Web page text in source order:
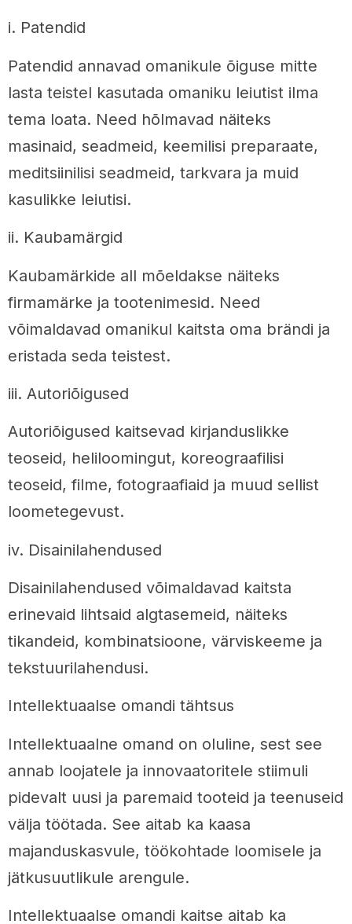
i. Patendid
Patendid annavad omanikule õiguse mitte
lasta teistel kasutada omaniku leiutist ilma
tema loata. Need hõlmavad näiteks
masinaid, seadmeid, keemilisi preparaate,
meditsiinilisi seadmeid, tarkvara ja muid
kasulikke leiutisi.
ii. Kaubamärgid
Kaubamärkide all mõeldakse näiteks
firmamärke ja tootenimesid. Need
võimaldavad omanikul kaitsta oma brändi ja
eristada seda teistest.
iii. Autoriõigused
Autoriõigused kaitsevad kirjanduslikke
teoseid, heliloomingut, koreograafilisi
teoseid, filme, fotograafiaid ja muud sellist
loometegevust.
iv. Disainilahendused
Disainilahendused võimaldavad kaitsta
erinevaid lihtsaid algtasemeid, näiteks
tikandeid, kombinatsioone, värviskeeme ja
tekstuurilahendusi.
Intellektuaalse omandi tähtsus
Intellektuaalne omand on oluline, sest see
annab loojatele ja innovaatoritele stiimuli
pidevalt uusi ja paremaid tooteid ja teenuseid
välja töötada. See aitab ka kaasa
majanduskasvule, töökohtade loomisele ja
jätkusuutlikule arengule.
Intellektuaalse omandi kaitse aitab ka